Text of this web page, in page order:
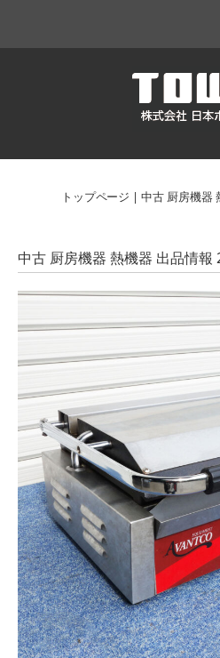
トップページ |中古 厨房機器
中古 厨房機器 熱機器 出品情報